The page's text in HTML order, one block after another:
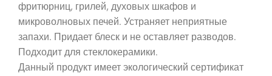
фритюрниц, грилей, духовых шкафов и
микроволновых печей. Устраняет неприятные
запахи. Придает блеск и не оставляет разводов.
Подходит для стеклокерамики.
Данный продукт имеет экологический сертификат